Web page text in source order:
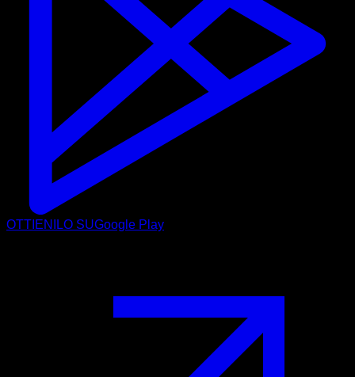
OTTIENILO SUGoogle Play